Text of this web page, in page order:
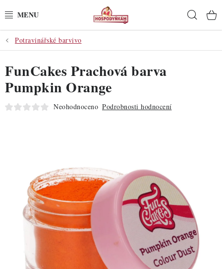
na
POTŘEBY
POMŮCKY
SUROVINY
DO KUCHYNĚ
POCHUTINY
ZDRAVÉ PEČENÍ
Potravinářské barvivo
FunCakes Prachová barva
Pumpkin Orange
Neohodnoceno Podrobnosti hodnocení